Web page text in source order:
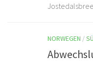
NORWEGEN /